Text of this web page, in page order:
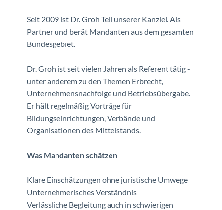
Seit 2009 ist Dr. Groh Teil unserer Kanzlei. Als
Partner und berät Mandanten aus dem gesamten
Bundesgebiet.
Dr. Groh ist seit vielen Jahren als Referent tätig -
unter anderem zu den Themen Erbrecht,
Unternehmensnachfolge und Betriebsübergabe.
Er hält regelmäßig Vorträge für
Bildungseinrichtungen, Verbände und
Organisationen des Mittelstands.
Was Mandanten schätzen
Klare Einschätzungen ohne juristische Umwege
Unternehmerisches Verständnis
Verlässliche Begleitung auch in schwierigen